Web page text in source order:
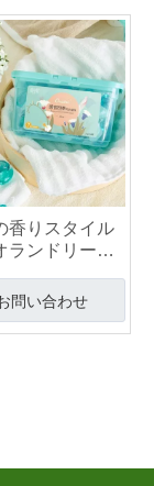
香りスタイル
ランドリーポ
問い合わせ